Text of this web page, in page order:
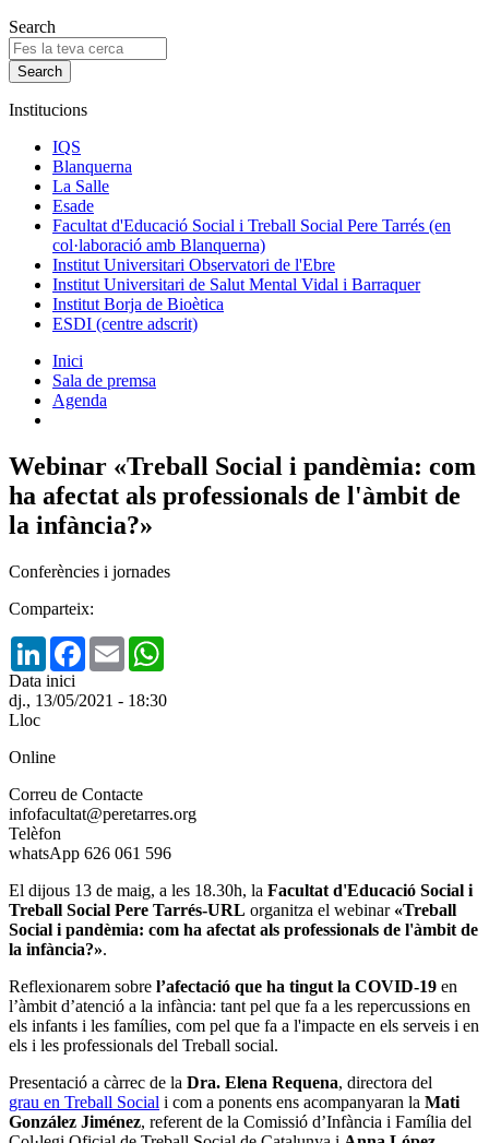
Search
Institucions
IQS
Blanquerna
La Salle
Esade
Facultat d'Educació Social i Treball Social Pere Tarrés (en
col·laboració amb Blanquerna)
Institut Universitari Observatori de l'Ebre
Institut Universitari de Salut Mental Vidal i Barraquer
Institut Borja de Bioètica
ESDI (centre adscrit)
Inici
Sala de premsa
Agenda
Webinar «Treball Social i pandèmia: com
ha afectat als professionals de l'àmbit de
la infància?»
Conferències i jornades
Comparteix:
LinkedInFacebook
Email
Data inici
dj., 13/05/2021 - 18:30
Lloc
Online
Correu de Contacte
infofacultat@peretarres.org
Telèfon
whatsApp 626 061 596
El dijous 13 de maig, a les 18.30h, la Facultat d'Educació Social i
Treball Social Pere Tarrés-URL organitza el webinar «Treball
Social i pandèmia: com ha afectat als professionals de l'àmbit de
la infància?».
Reflexionarem sobre l’afectació que ha tingut la COVID-19 en
l’àmbit d’atenció a la infància: tant pel que fa a les repercussions en
els infants i les famílies, com pel que fa a l'impacte en els serveis i en
els i les professionals del Treball social.
Presentació a càrrec de la Dra. Elena Requena, directora del
grau en Treball Social i com a ponents ens acompanyaran la Mati
González Jiménez, referent de la Comissió d’Infància i Família del